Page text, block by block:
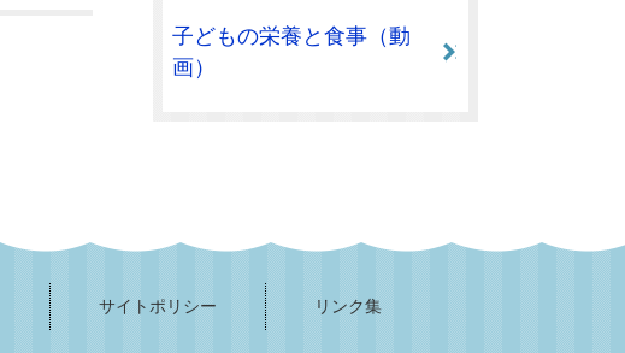
子どもの栄養と食事（動
画）
サイトポリシー リンク集